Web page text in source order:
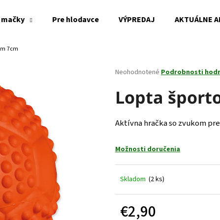
Pre hlodavce VÝPREDAJ AKTUÁLNE
7cm
Priemerné
produktu
je
z
5
Neohodnotené Podrobnosti
Lopta
Aktívna hračka so zvukom
Možnosti doručenia
Skladom (2 ks)
€2,90
Čo potrebujete nájsť?
HĽADAŤ
Odporúčame